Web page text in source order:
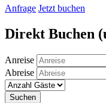
Anfrage Jetzt buchen
Direkt Buchen
Anreise
Abreise
Suchen